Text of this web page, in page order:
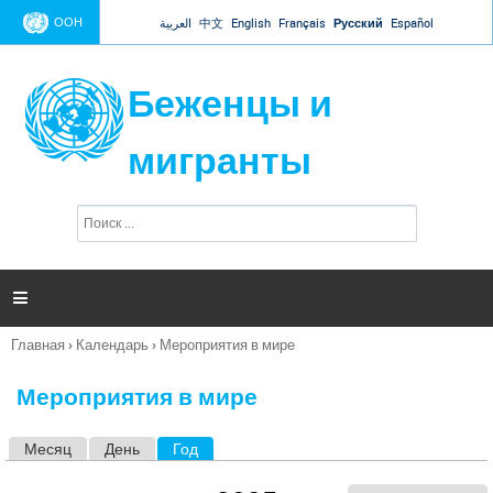
Jump to navigation
ООН العربية 中文 English Français Русский Español
Беженцы и
мигранты
п
и

Вы
Главная › Календарь › Мероприятия в мире
Мероприятия в мире
Месяц День Год